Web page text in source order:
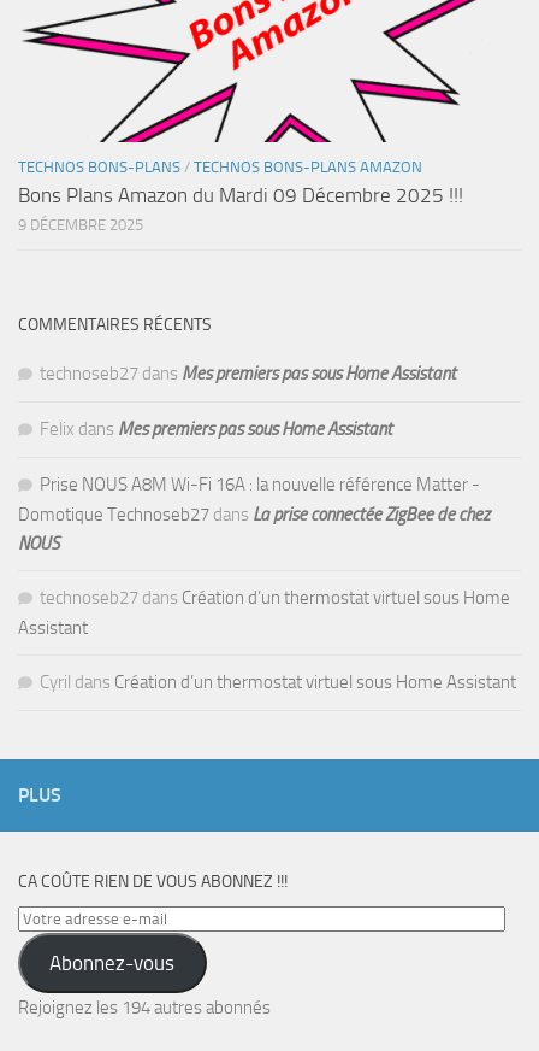
TECHNOS BONS-PLANS / TECHNOS BONS-PLANS AMAZON
Bons Plans Amazon du Mardi 09 Décembre 2025 !!!
9 DÉCEMBRE 2025
COMMENTAIRES RÉCENTS
technoseb27 dans Mes premiers pas sous Home Assistant
Felix dans Mes premiers pas sous Home Assistant
Prise NOUS A8M Wi-Fi 16A : la nouvelle référence Matter -
Domotique Technoseb27 dans La prise connectée ZigBee de chez
NOUS
technoseb27 dans Création d’un thermostat virtuel sous Home
Assistant
Cyril dans Création d’un thermostat virtuel sous Home Assistant
PLUS
CA COÛTE RIEN DE VOUS ABONNEZ !!!
Votre
adresse
e-
mail
Abonnez-vous
Rejoignez les 194 autres abonnés